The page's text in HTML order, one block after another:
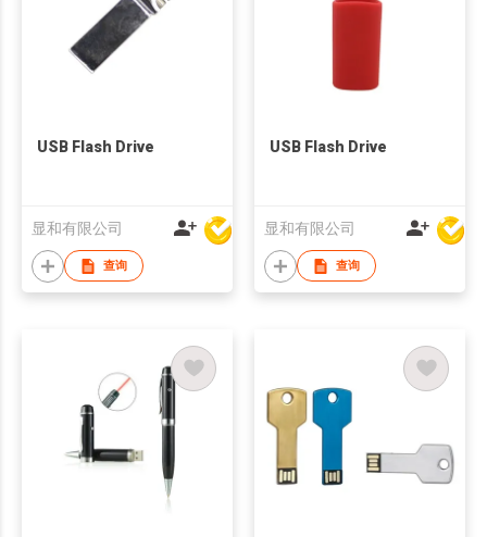
USB Flash Drive
显和有限公司
查询
USB Flash Drive
显和有限公司
查询